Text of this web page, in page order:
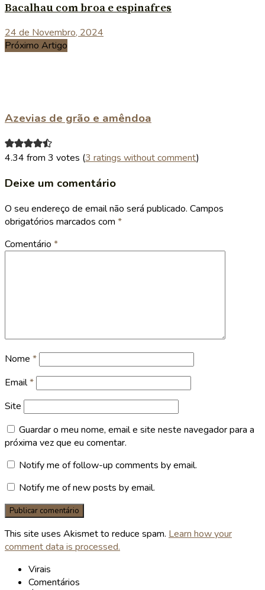
Bacalhau com broa e espinafres
24 de Novembro, 2024
Próximo Artigo
Azevias de grão e amêndoa
4.34 from 3 votes (3 ratings without comment)
Deixe um comentário
O seu endereço de email não será publicado. Campos
obrigatórios marcados com *
Comentário *
Nome *
Email*
Site
Guardar o meu nome, email e site neste navegador para a
próxima vez que eu comentar.
Notify me of follow-up comments by email.
Notify me of new posts by email.
This site uses Akismet to reduce spam. Learn how your
comment data is processed.
Virais
Comentários